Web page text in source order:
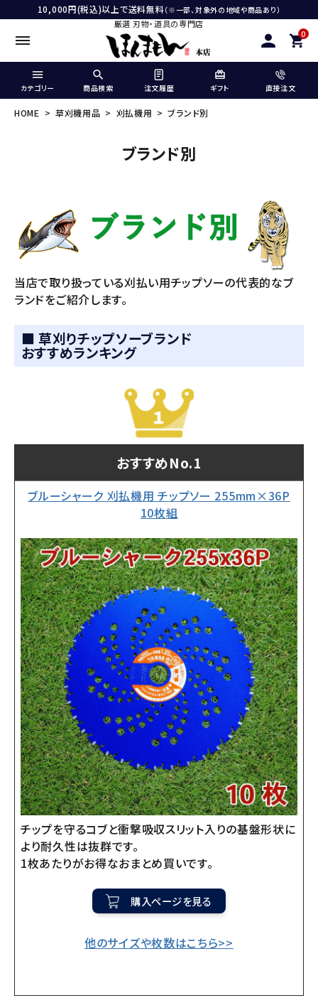
10,000円(税込)以上で送料無料（※一部、対象外の地域や商品あり）
厳選 刃物・道具の専門店
0
カテゴリー 商品検索 注文履歴 ギフト 直接注文
HOME 草刈機用品 刈払機用 ブランド別
ブランド別
当店で取り扱っている刈払い用チップソーの代表的なブ
ランドをご紹介します。
■ 草刈りチップソーブランド
おすすめランキング
おすすめNo.1
ブルーシャーク 刈払機用 チップソー 255mm×36P
10枚組
チップを守るコブと衝撃吸収スリット入りの基盤形状に
より耐久性は抜群です。
1枚あたりがお得なおまとめ買いです。
購入ページを見る
他のサイズや枚数はこちら>>